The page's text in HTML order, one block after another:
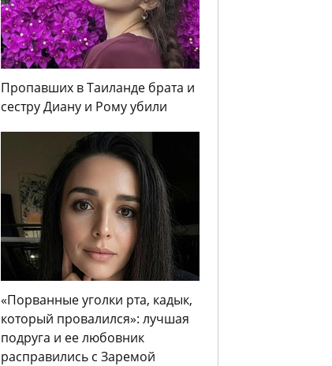
Пропавших в Таиланде брата и
сестру Диану и Рому убили
«Порванные уголки рта, кадык,
который провалился»: лучшая
подруга и ее любовник
расправились с Заремой